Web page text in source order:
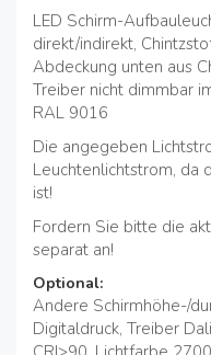
LED Schirm-
direkt/indirekt,
Abdeckung unten aus
Treiber nicht dimmbar
RAL 9016
Die angegeben
Leuchtenlichtstrom, da
ist!
Fordern Sie bitte die
separat an!
Optional:
Andere Schirmhöhe-/
Digitaldruck, Treiber